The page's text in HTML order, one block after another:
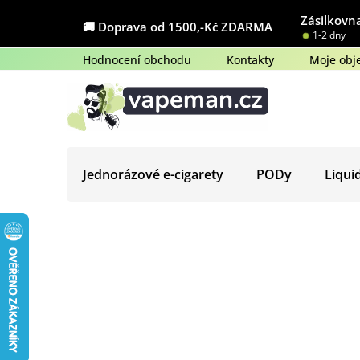
obsah
🚚 Doprava od 1500,-Kč ZDARMA
1-2 dny
Hodnocení obchodu Kontakty Moje
Jednorázové e-cigarety PODy